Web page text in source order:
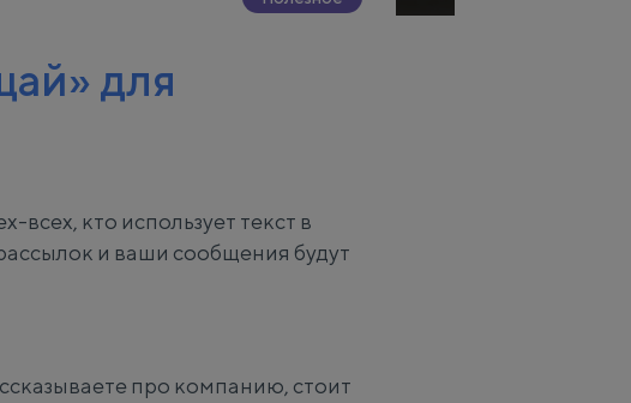
для
всех, кто использует текст в
и ваши сообщения будут
про компанию, стоит